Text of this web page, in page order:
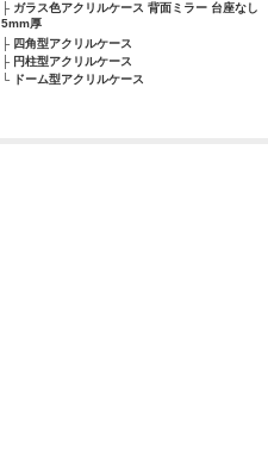
ガラス色アクリルケース 背面ミラー 台座なし
5mm厚
四角型アクリルケース
円柱型アクリルケース
ドーム型アクリルケース